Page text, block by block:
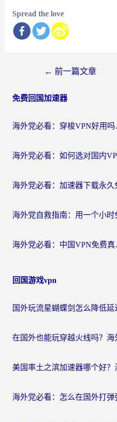
Spread the love
导
← 前一篇文章
免费回国加速器
海外党必看
海
海外党必看
回国游戏vpn